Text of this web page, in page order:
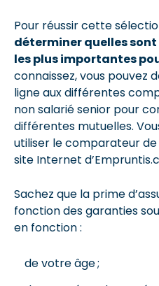
Pour réussir cette
déterminer quelles
les plus importantes
connaissez, vous pouvez
ligne aux différentes
non salarié senior pour
différentes mutuelles.
utiliser le comparateur
site Internet
Sachez que la prime
fonction des garanties
en fonction :
de votre âge ;